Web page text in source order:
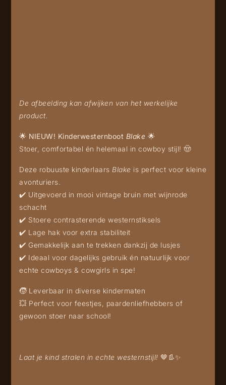
De afbeelding kan afwijken van het werkelijke
product.
🌟 NIEUW! Kinderwesternboot Blake 🌟
Stoer, comfortabel én helemaal in cowboy stijl! 🤠
Deze robuuste kinderlaars Blake is perfect voor kleine
avonturiers.
✔️ Uitgevoerd in mooi vintage bruin met wijnrode
schacht
✔️ Stoere contrasterende westernstiksels
✔️ Lage hak voor extra stabiliteit
✔️ Gemakkelijk aan te trekken dankzij de lusjes
✔️ Ideaal voor dagelijks gebruik én natuurlijk voor
echte cowboys & cowgirls in spe!
🧒 Leverbaar in diverse kindermaten
💥 Perfect voor feestjes, paardenliefhebbers of
gewoon stoer naar school!
Laat je kind stralen in echte westernstijl! 🤎👢✨